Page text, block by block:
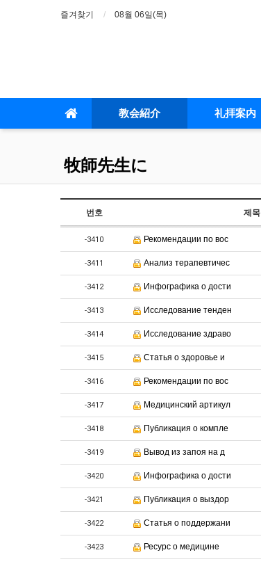
즐겨찾기 08월 06일(목)
教会紹介 礼拝案内
牧師先生に
번호 제목
-3410 Рекомендации по вос
-3411 Анализ терапевтичес
-3412 Инфографика о дости
-3413 Исследование тенден
-3414 Исследование здраво
-3415 Статья о здоровье и
-3416 Рекомендации по вос
-3417 Медицинский артикул
-3418 Публикация о компле
-3419 Вывод из запоя на д
-3420 Инфографика о дости
-3421 Публикация о выздор
-3422 Статья о поддержани
-3423 Ресурс о медицине